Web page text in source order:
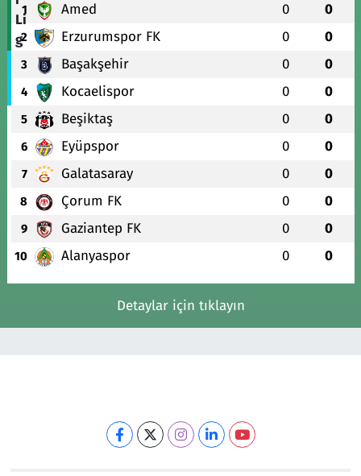
1 Amed 0 0
2 Erzurumspor FK 0 0
3 Başakşehir 0 0
4 Kocaelispor 0 0
5 Beşiktaş 0 0
6 Eyüpspor 0 0
7 Galatasaray 0 0
8 Çorum FK 0 0
9 Gaziantep FK 0 0
10 Alanyaspor 0 0
Detaylar için tıklayın